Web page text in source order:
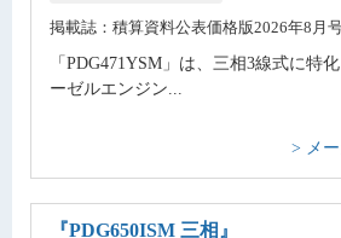
掲載誌：積算資料公表価格版2026年8月
「PDG471YSM」は、三相3線式に特
ーゼルエンジン...
> メ
『PDG650ISM 三相』